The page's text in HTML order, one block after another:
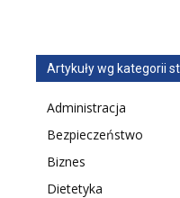
Artykuły wg kategorii
Administracja
Bezpieczeństwo
Biznes
Dietetyka